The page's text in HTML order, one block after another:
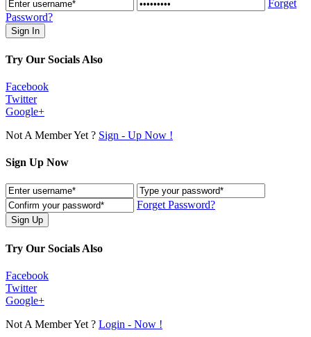
Forget
Password?
Try Our Socials Also
Facebook
Twitter
Google+
Not A Member Yet ? Sign - Up Now !
Sign Up Now
Forget Password?
Try Our Socials Also
Facebook
Twitter
Google+
Not A Member Yet ? Login - Now !